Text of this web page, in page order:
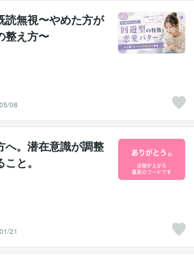
読無視〜やめた方が
整え方〜
08
へ。潜在意識が調整
と。
21